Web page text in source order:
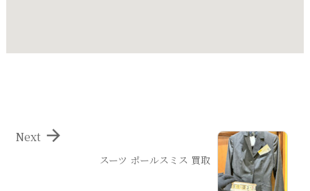
スーツ ポールスミス 買取

Next